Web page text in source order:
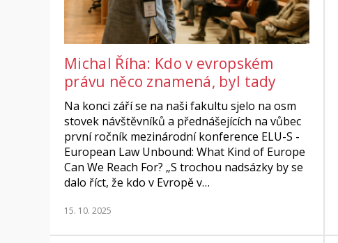
Michal Říha: Kdo v evropském
právu něco znamená, byl tady
Na konci září se na naši fakultu sjelo na osm
stovek návštěvníků a přednášejících na vůbec
první ročník mezinárodní konference ELU-S -
European Law Unbound: What Kind of Europe
Can We Reach For? „S trochou nadsázky by se
dalo říct, že kdo v Evropě v…
15. 10. 2025